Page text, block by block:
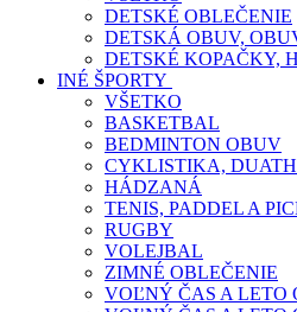
DETSKÉ OBLEČENIE
DETSKÁ OBUV,
DETSKÉ KOPAČKY,
INÉ ŠPORTY
VŠETKO
BASKETBAL
BEDMINTON OBUV
CYKLISTIKA,
HÁDZANÁ
TENIS, PADDEL A
RUGBY
VOLEJBAL
ZIMNÉ OBLEČENIE
VOĽNÝ ČAS A LETO